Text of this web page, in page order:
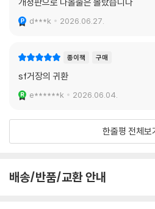
작품을 통해 인간 존재에 대해, 양심과 생
d***k 2026.06.27.
종이책 구매
sf거장의 귀환
e******k 2026.06.04.
한줄평 전체보
배송/반품/교환 안내